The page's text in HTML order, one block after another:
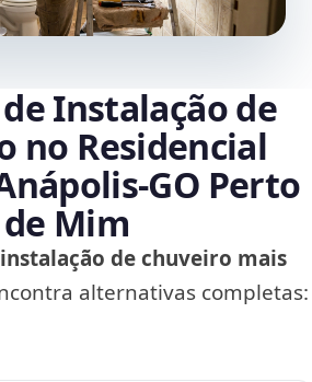
Instalação de
no Residencial
Perto
de Mim
de chuveiro mais
alternativas completas: